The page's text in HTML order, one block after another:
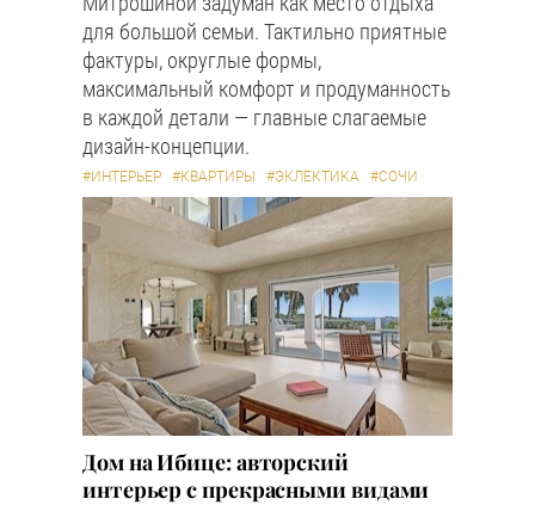
для большой семьи. Тактильно приятные
фактуры, округлые формы,
максимальный комфорт и продуманность
в каждой детали — главные слагаемые
дизайн-концепции.
#ИНТЕРЬЕР #КВАРТИРЫ #ЭКЛЕКТИКА #СОЧИ
Дом на Ибице: авторский
интерьер с прекрасными видами